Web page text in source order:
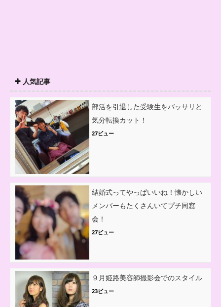
人気記事
部活を引退した受験生をバッサリと
気分転換カット！
27ビュー
結婚式ってやっぱいいね！懐かしい
メンバーもたくさんいてプチ同窓
会！
27ビュー
９月姫路美容師撮影会でのスタイル
23ビュー